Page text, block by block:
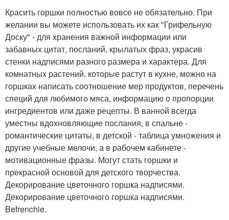
Красить горшки полностью вовсе не обязательно. При
желании вы можете использовать их как "Грифельную
Доску" - для хранения важной информации или
забавных цитат, посланий, крылатых фраз, украсив
стенки надписями разного размера и характера. Для
комнатных растений, которые растут в кухне, можно на
горшках написать соотношение мер продуктов, перечень
специй для любимого мяса, информацию о пропорции
ингредиентов или даже рецепты. В ванной всегда
уместны вдохновляющие послания, в спальне -
романтические цитаты, в детской - таблица умножения и
другие учебные мелочи, а в рабочем кабинете -
мотивационные фразы. Могут стать горшки и
прекрасной основой для детского творчества.
Декорирование цветочного горшка надписями.
Декорирование цветочного горшка надписями.
Befrenchie.